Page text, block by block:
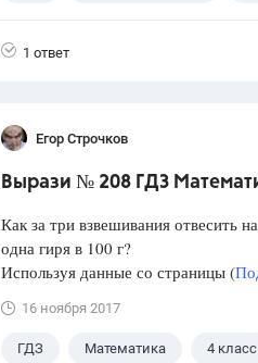
1 ответ
Егор Строчков
Вырази № 208 ГДЗ
Как за три взвешивания отвесить
одна гиря в 100 г?
Используя данные со страницы (
16 ноября 2017
ГДЗ Математика 4 класс